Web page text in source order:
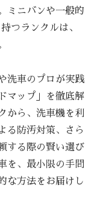
ミニバンや一般的
つランクルは、
洗車のプロが実践
マップ」を徹底解
から、洗車機を利
る防汚対策、さら
する際の賢い選び
を、最小限の手間
な方法をお届けし